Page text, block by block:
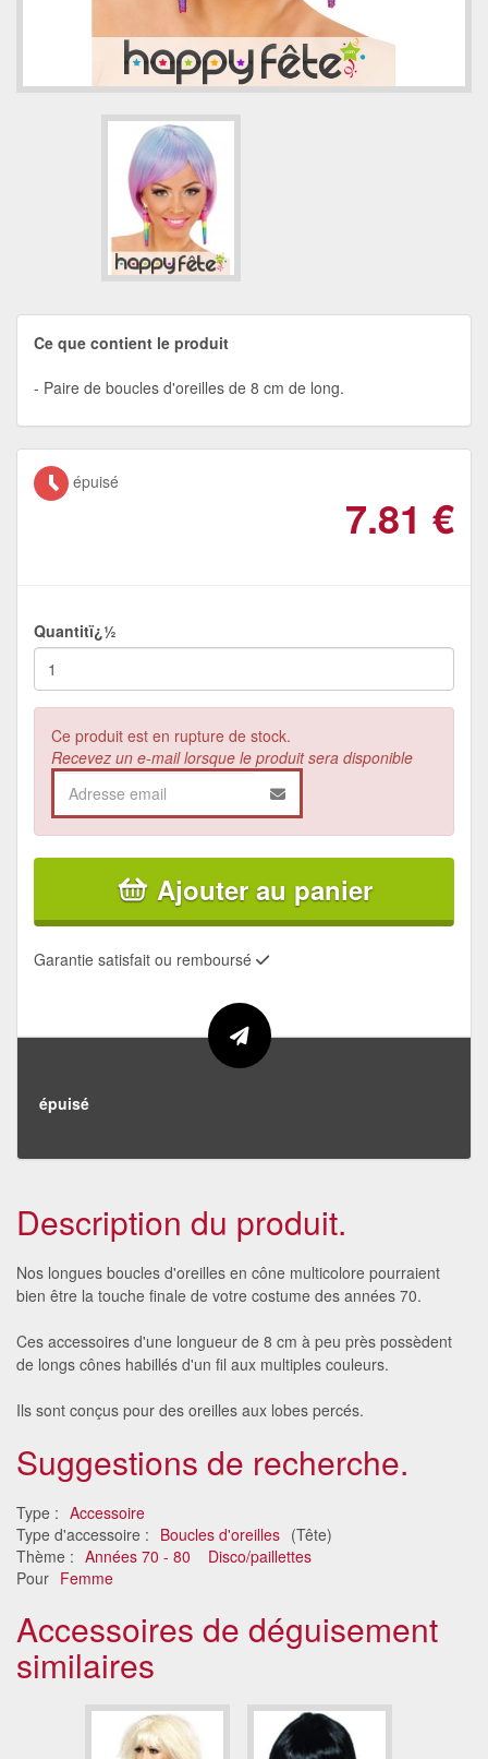
Ce que contient le produit
Paire de boucles d'oreilles de 8 cm de long.
épuisé
7.81 €
Quantitï¿½
Ce produit est en rupture de stock.
Recevez un e-mail lorsque le produit sera disponible
Ajouter au panier
Garantie satisfait ou remboursé
épuisé
Description du produit.
Nos longues boucles d'oreilles en cône multicolore pourraient
bien être la touche finale de votre costume des années 70.
Ces accessoires d'une longueur de 8 cm à peu près possèdent
de longs cônes habillés d'un fil aux multiples couleurs.
Ils sont conçus pour des oreilles aux lobes percés.
Suggestions de recherche.
Type : Accessoire
Type d'accessoire : Boucles d'oreilles (Tête)
Thème : Années 70 - 80
Disco/paillettes
Pour Femme
Accessoires de déguisement
similaires